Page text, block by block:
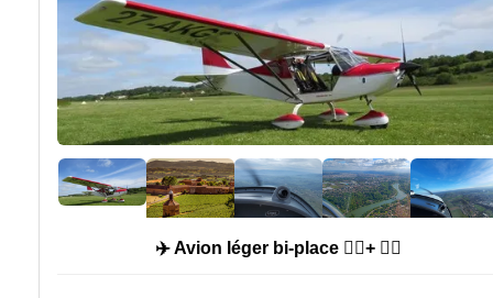
✈️ Avion léger bi-place 🙍‍♂️+ 🧑‍✈️